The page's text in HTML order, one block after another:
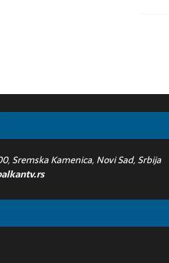
Sremska Kamenica, Novi Sad, Srbija